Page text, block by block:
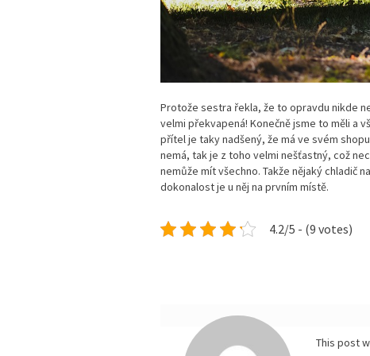
Protože sestra řekla, že to opravdu nikde
velmi překvapená! Konečně jsme to měli a
přítel je taky nadšený, že má ve svém
nemá, tak je z toho velmi nešťastný, což
nemůže mít všechno. Takže nějaký chladič
dokonalost je u něj na prvním místě.
4.2/5 - (9 votes)
This post